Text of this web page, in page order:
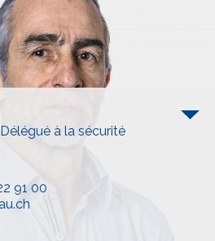
à la sécurité
91 00